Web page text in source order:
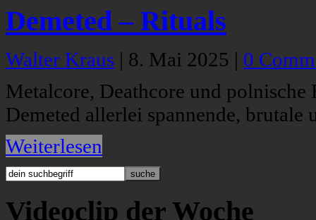
Demeted – Rituals
Walter Kraus | 8. Mai 2025 | 0
Metalcore, Deathcore und
Demeted allerlei spannende, brutale
Weiterlesen
Videoclip der Woche